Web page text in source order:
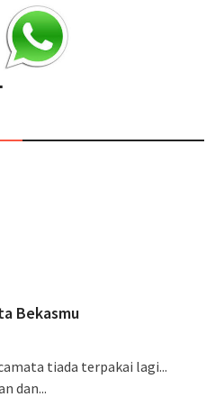
Bekasmu
tiada terpakai lagi...
dan...